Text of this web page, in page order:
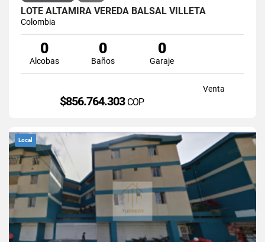
LOTE ALTAMIRA VEREDA BALSAL VILLETA
Colombia
0
Alcobas
0
Baños
0
Garaje
Venta
$856.764.303 COP
Local